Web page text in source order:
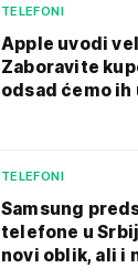
TELEFONI
Apple uvodi
Zaboravite
odsad ćemo
TELEFONI
Samsung
telefone u
novi oblik, ali i